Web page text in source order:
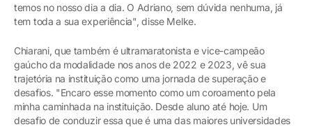
temos no nosso dia a dia. O Adriano, sem dúvida nenhuma, já
tem toda a sua experiência", disse Melke.
Chiarani, que também é ultramaratonista e vice-campeão
gaúcho da modalidade nos anos de 2022 e 2023, vê sua
trajetória na instituição como uma jornada de superação e
desafios. "Encaro esse momento como um coroamento pela
minha caminhada na instituição. Desde aluno até hoje. Um
desafio de conduzir essa que é uma das maiores universidades